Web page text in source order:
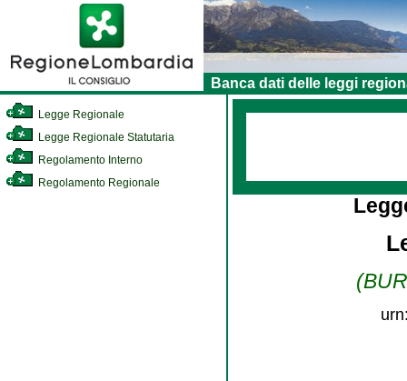
Banca dati delle leggi
Legge Regionale
Legge Regionale Statutaria
Regolamento Interno
Regolamento Regionale